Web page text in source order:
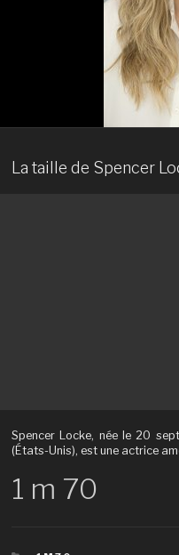
La taille de Spencer
Spencer Locke, née le 20
(États-Unis), est une actrice
1 m 70